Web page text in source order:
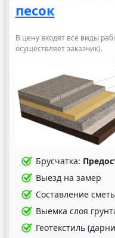
песок
В цену входят все виды
осуществляет заказчик).
Брусчатка:
Выезд на замер
Составление
Выемка слоя
Геотекстиль